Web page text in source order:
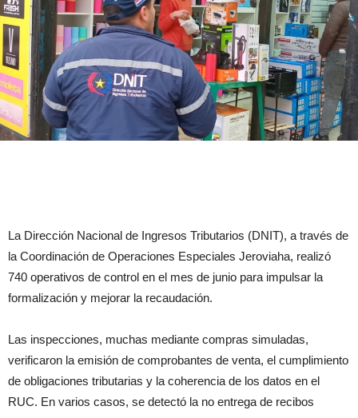
La Dirección Nacional de Ingresos Tributarios (DNIT), a través de
la Coordinación de Operaciones Especiales Jeroviaha, realizó
740 operativos de control en el mes de junio para impulsar la
formalización y mejorar la recaudación.
Las inspecciones, muchas mediante compras simuladas,
verificaron la emisión de comprobantes de venta, el cumplimiento
de obligaciones tributarias y la coherencia de los datos en el
RUC. En varios casos, se detectó la no entrega de recibos